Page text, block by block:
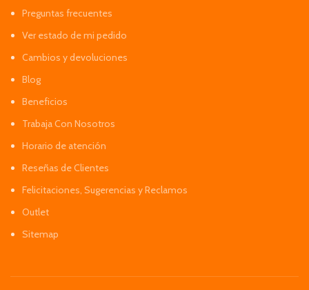
Preguntas frecuentes
Ver estado de mi pedido
Cambios y devoluciones
Blog
Beneficios
Trabaja Con Nosotros
Horario de atención
Reseñas de Clientes
Felicitaciones, Sugerencias y Reclamos
Outlet
Sitemap